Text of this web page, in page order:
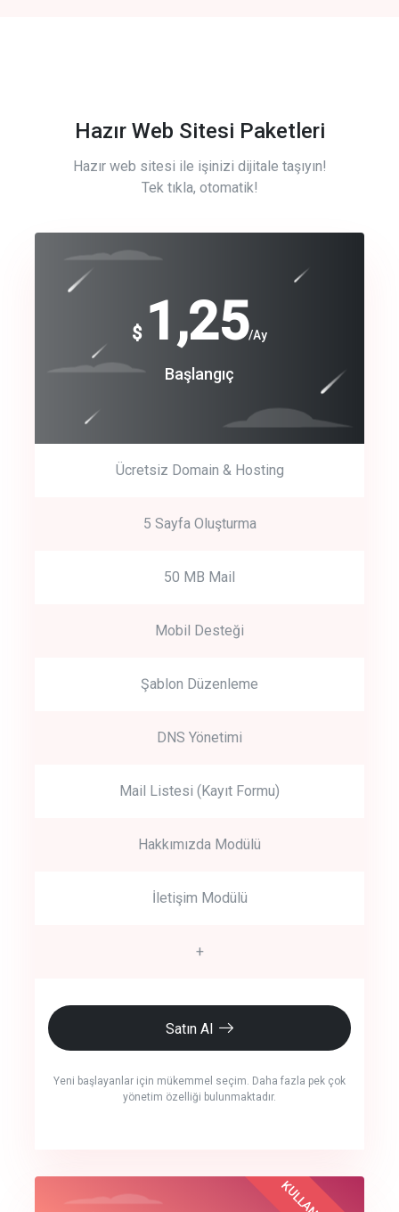
Hazır Web Sitesi Paketleri
Hazır web sitesi ile işinizi dijitale taşıyın!
Tek tıkla, otomatik!
$ 1,25/Ay
Başlangıç
Ücretsiz Domain & Hosting
5 Sayfa Oluşturma
50 MB Mail
Mobil Desteği
Şablon Düzenleme
DNS Yönetimi
Mail Listesi (Kayıt Formu)
Hakkımızda Modülü
İletişim Modülü
+
Satın Al
Yeni başlayanlar için mükemmel seçim. Daha fazla pek çok
yönetim özelliği bulunmaktadır.
Free
Basic
crm auto cync